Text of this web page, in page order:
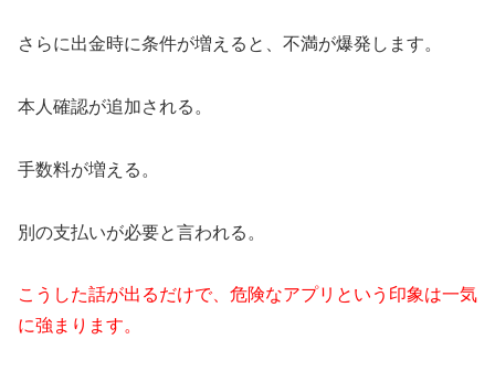
さらに出金時に条件が増えると、不満が爆発します。
本人確認が追加される。
手数料が増える。
別の支払いが必要と言われる。
こうした話が出るだけで、危険なアプリという印象は一気
に強まります。